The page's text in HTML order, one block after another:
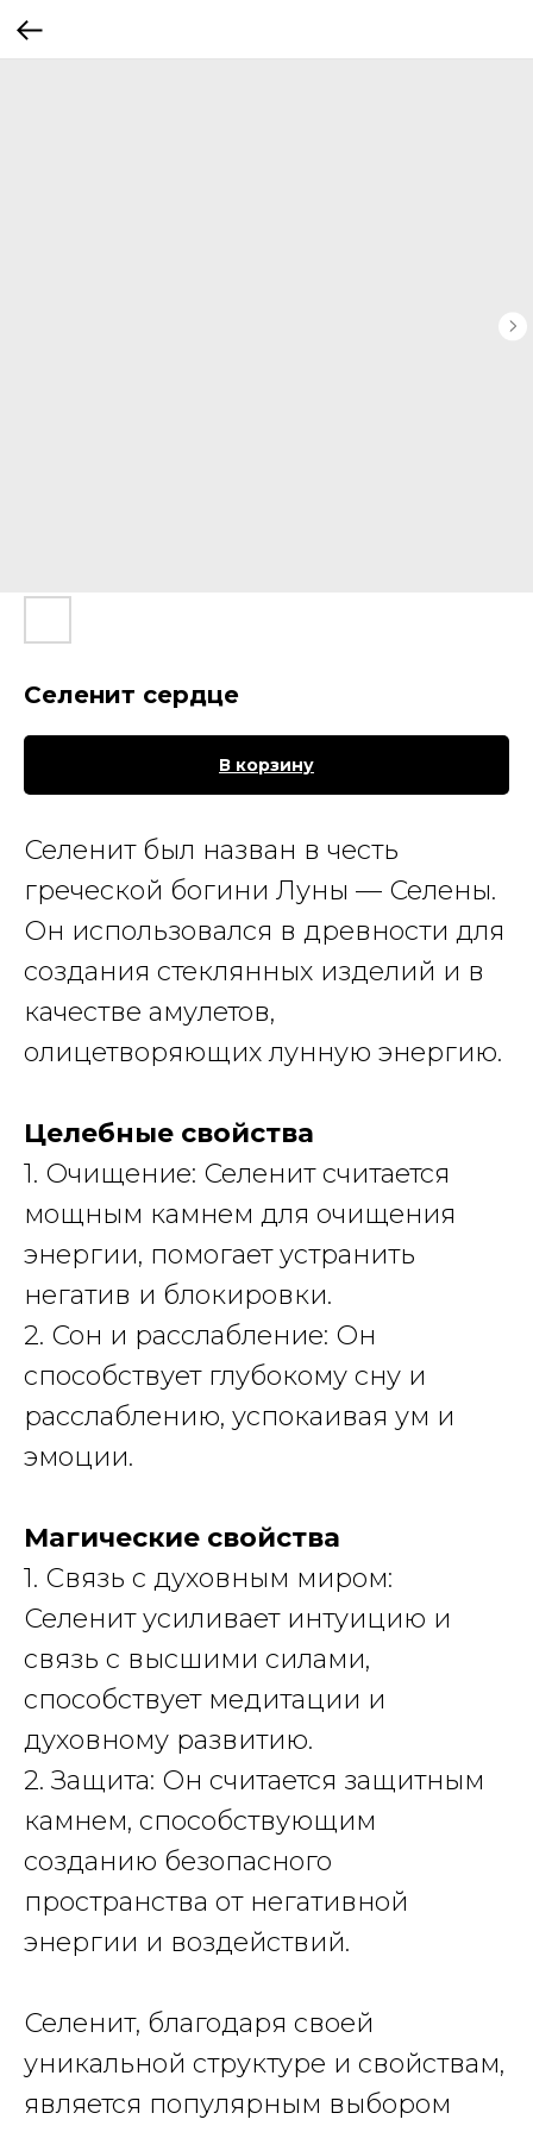
Селенит сердце
В корзину
Селенит был назван в честь
греческой богини Луны — Селены.
Он использовался в древности для
создания стеклянных изделий и в
качестве амулетов,
олицетворяющих лунную энергию.
Целебные свойства
1. Очищение: Селенит считается
мощным камнем для очищения
энергии, помогает устранить
негатив и блокировки.
2. Сон и расслабление: Он
способствует глубокому сну и
расслаблению, успокаивая ум и
эмоции.
Магические свойства
1. Связь с духовным миром:
Селенит усиливает интуицию и
связь с высшими силами,
способствует медитации и
духовному развитию.
2. Защита: Он считается защитным
камнем, способствующим
созданию безопасного
пространства от негативной
энергии и воздействий.
Селенит, благодаря своей
уникальной структуре и свойствам,
является популярным выбором